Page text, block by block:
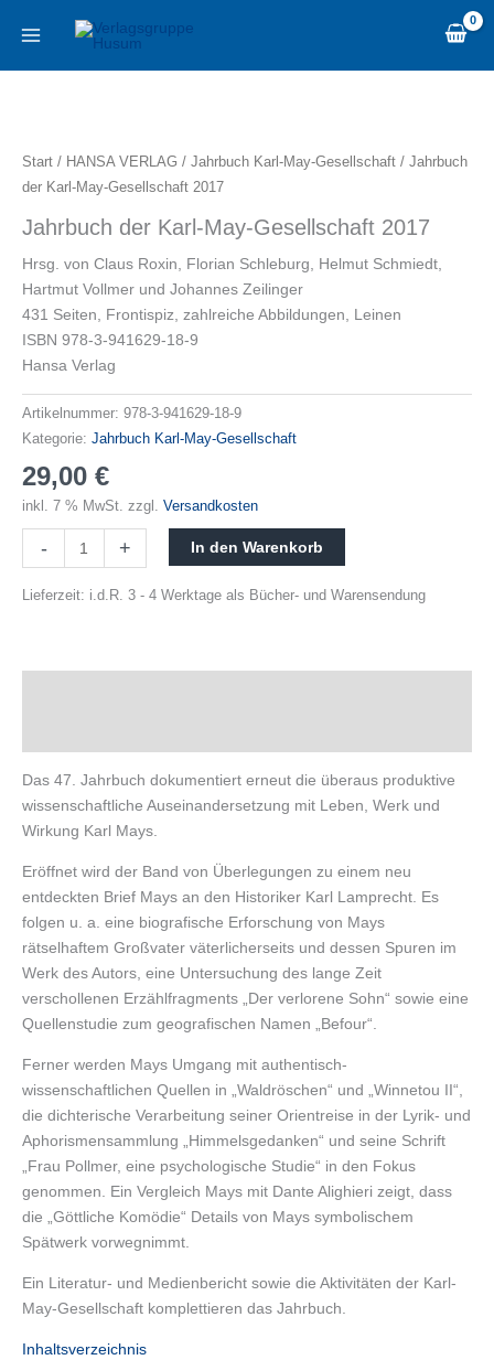
Inhalt
Start / HANSA VERLAG / Jahrbuch Karl-May-Gesellschaft / Jahrbuch
der Karl-May-Gesellschaft 2017
Jahrbuch der Karl-May-Gesellschaft 2017
Hrsg. von Claus Roxin, Florian Schleburg, Helmut Schmiedt,
Hartmut Vollmer und Johannes Zeilinger
431 Seiten, Frontispiz, zahlreiche Abbildungen, Leinen
ISBN 978-3-941629-18-9
Hansa Verlag
Artikelnummer: 978-3-941629-18-9
Kategorie: Jahrbuch Karl-May-Gesellschaft
29,00 €
inkl. 7 % MwSt. zzgl. Versandkosten
-
Karl-
May-
2017
Menge
+ In den Warenkorb
Lieferzeit: i.d.R. 3 - 4 Werktage als Bücher- und Warensendung
Das 47. Jahrbuch dokumentiert erneut die überaus produktive
wissenschaftliche Auseinandersetzung mit Leben, Werk und
Wirkung Karl Mays.
Eröffnet wird der Band von Überlegungen zu einem neu
entdeckten Brief Mays an den Historiker Karl Lamprecht. Es
folgen u. a. eine biografische Erforschung von Mays
rätselhaftem Großvater väterlicherseits und dessen Spuren im
Werk des Autors, eine Untersuchung des lange Zeit
verschollenen Erzählfragments „Der verlorene Sohn“ sowie eine
Quellenstudie zum geografischen Namen „Befour“.
Ferner werden Mays Umgang mit authentisch-
wissenschaftlichen Quellen in „Waldröschen“ und „Winnetou II“,
die dichterische Verarbeitung seiner Orientreise in der Lyrik- und
Aphorismensammlung „Himmelsgedanken“ und seine Schrift
„Frau Pollmer, eine psychologische Studie“ in den Fokus
genommen. Ein Vergleich Mays mit Dante Alighieri zeigt, dass
die „Göttliche Komödie“ Details von Mays symbolischem
Spätwerk vorwegnimmt.
Ein Literatur- und Medienbericht sowie die Aktivitäten der Karl-
May-Gesellschaft komplettieren das Jahrbuch.
Inhaltsverzeichnis